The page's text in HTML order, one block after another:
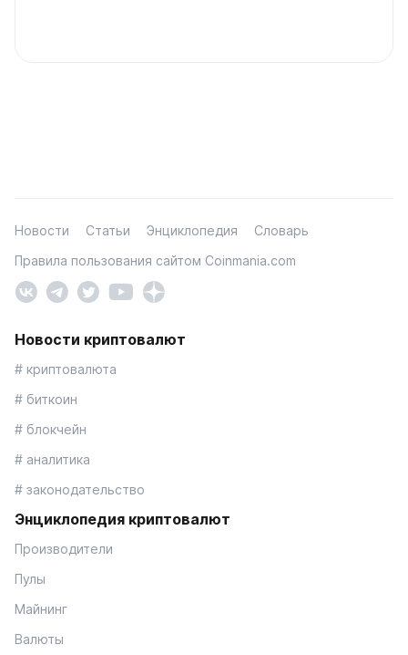
Новости Статьи Энциклопедия
Словарь
Правила пользования сайтом Coinmania.com
Новости криптовалют
# криптовалюта
# биткоин
# блокчейн
# аналитика
# законодательство
Энциклопедия криптовалют
Производители
Пулы
Майнинг
Валюты